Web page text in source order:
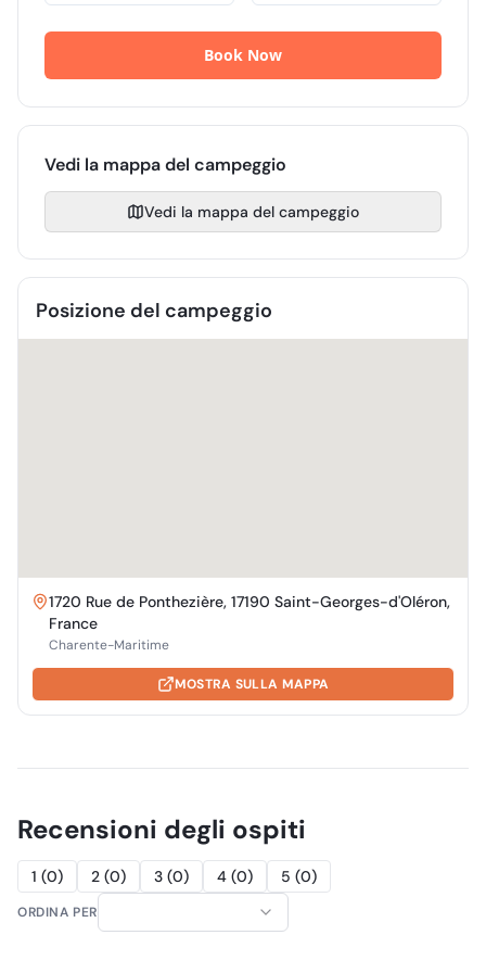
Vedi la mappa del campeggio
Vedi la mappa del campeggio
Posizione del campeggio
1720 Rue de Ponthezière, 17190 Saint-Georges-d'Oléron,
France
Charente-Maritime
MOSTRA SULLA MAPPA
Recensioni degli ospiti
1 (0) 2 (0) 3 (0) 4 (0) 5 (0)
ORDINA PER